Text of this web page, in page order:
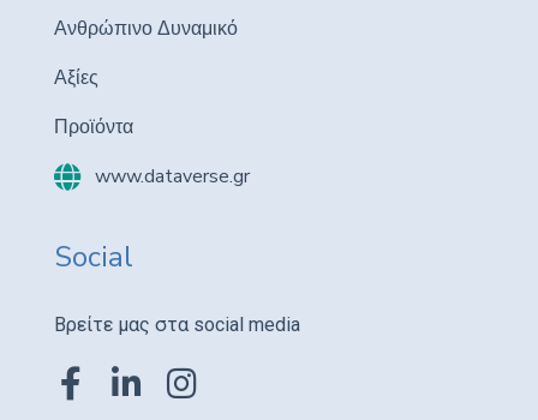
Ανθρώπινο Δυναμικό
Αξίες
Προϊόντα
www.dataverse.gr
Social
Βρείτε μας στα social media